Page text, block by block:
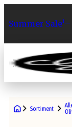
Summer
Sortiment